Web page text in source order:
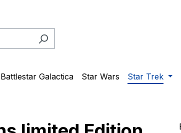
Battlestar Galactica Star Wars Star Trek